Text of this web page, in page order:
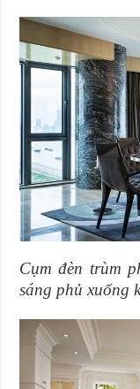
Cụm đèn trùm
sáng phủ xuống